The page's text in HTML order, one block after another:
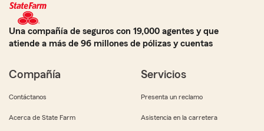
Una compañía de seguros con 19,000 agentes y que
atiende a más de 96 millones de pólizas y cuentas
Compañía
Contáctanos
Acerca de State Farm
Servicios
Presenta un reclamo
Asistencia en la carretera